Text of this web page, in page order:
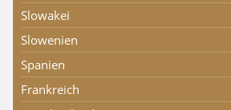
Slowakei
Slowenien
Spanien
Frankreich